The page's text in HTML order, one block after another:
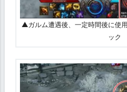
不
グ
ム
ン
▲ガルム遭遇後、一定時間後に使
ック